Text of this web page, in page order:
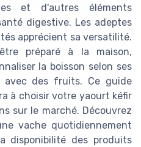
et d'autres éléments
digestive. Les adeptes
apprécient sa versatilité.
préparé à la maison,
la boisson selon ses
avec des fruits. Ce guide
à choisir votre yaourt kéfir
sur le marché. Découvrez
vache quotidiennement
disponibilité des produits